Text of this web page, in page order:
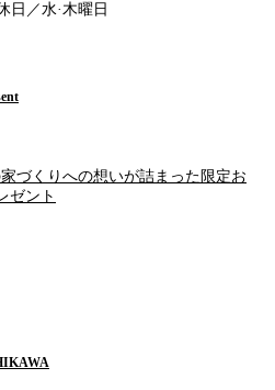
日／水·木曜日
づくりへの想いが詰まった限定お
ゼント